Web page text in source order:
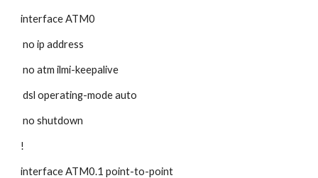
interface ATM0
no ip address
no atm ilmi-keepalive
dsl operating-mode auto
no shutdown
!
interface ATM0.1 point-to-point